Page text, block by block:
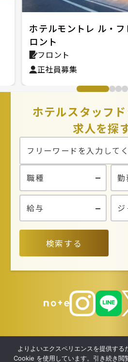
ホテルモントレ ル・フ
ロント
フロント
正社員募集
ホテルスタッフ
求人を探
検索する
よりよいエクスペリエンスを提供する
Cookie を使用しています。引き続き閲